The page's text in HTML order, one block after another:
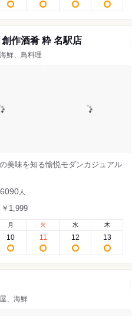
作酒肴 粋 名駅店
鮮、鳥料理
美味を知る愉悦モダンカジュアル
6090 人
￥1,999
月
10
火
11
水
12
木
13
、海鮮